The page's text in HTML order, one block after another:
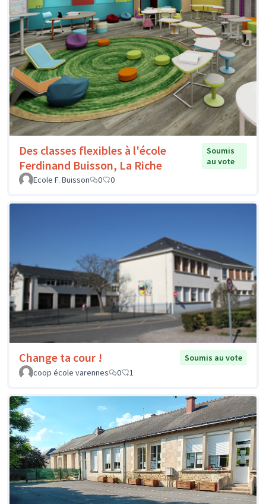
Des classes flexibles à l'école
Ferdinand Buisson, La Riche
Soumis
au vote
Ecole F. Buisson
0 0
Change ta cour !
Soumis au vote
coop école varennes
0 1